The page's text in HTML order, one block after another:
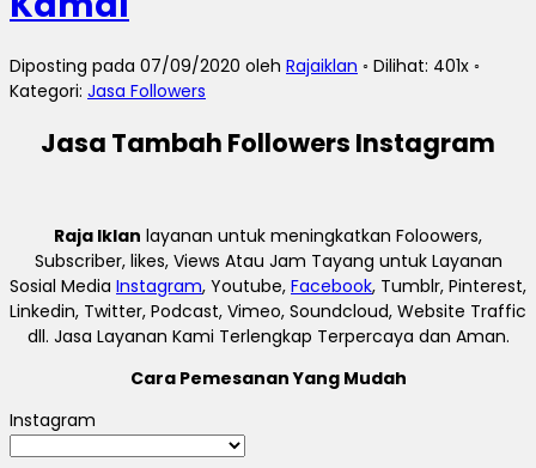
Diposting pada 07/09/2020 oleh Rajaiklan ◦ Dilihat: 401x ◦
Kategori: Jasa Followers
Jasa Tambah Followers Instagram
Raja Iklan layanan untuk meningkatkan Foloowers,
Subscriber, likes, Views Atau Jam Tayang untuk Layanan
Sosial Media Instagram, Youtube, Facebook, Tumblr, Pinterest,
Linkedin, Twitter, Podcast, Vimeo, Soundcloud, Website Traffic
dll. Jasa Layanan Kami Terlengkap Terpercaya dan Aman.
Cara Pemesanan Yang Mudah
Instagram